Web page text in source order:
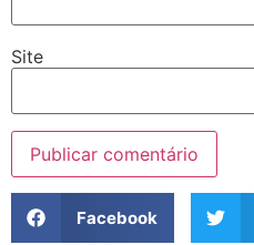
Site
Facebook